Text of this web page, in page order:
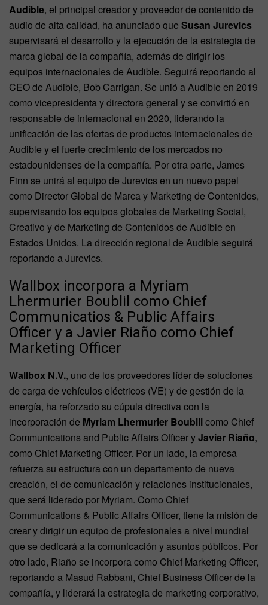
Audible, el principal creador y proveedor de contenido de
audio de alta calidad, ha anunciado que Susan Jurevics
supervisará el desarrollo y la ejecución de la estrategia de
marca global de la compañía, además de dirigir los
equipos internacionales de Audible. Seguirá reportando al
CEO de Audible, Bob Carrigan. Se unió a Audible en 2019
como vicepresidenta y directora general y se convirtió en
responsable de internacional en 2020, liderando la
unificación de las ofertas de productos internacionales de
Audible y el fuerte crecimiento de los mercados no
estadounidenses de la compañía. Por otra parte, James
Finn se unirá al equipo de Jurevics en un nuevo papel
como Director Global de Marca y Marketing de Contenidos,
supervisando los equipos globales de Marketing Social,
Creativo y de Marketing de Contenidos de Audible en
Estados Unidos. La dirección regional de Audible seguirá
reportando a Jurevics.
Wallbox incorpora a Myriam
Lhermurier Boublil como Chief
Communicatios & Public Affairs
Officer y a Javier Riaño como Chief
Marketing Officer
Wallbox N.V., uno de los proveedores líder de soluciones
de carga de vehículos eléctricos (VE) y de gestión de la
energía, ha reforzado su cúpula directiva con la
incorporación de Myriam Lhermurier Boublilcomo Chief
Communications and Public Affairs Officer yJavier Riaño,
como Chief Marketing Officer. Por un lado, la empresa
refuerza su estructura con un departamento de nueva
creación, el de comunicación y relaciones institucionales,
que será liderado por Myriam. Como Chief
Communications & Public Affairs Officer, tiene la misión de
crear y dirigir un equipo de profesionales a nivel mundial
que se dedicará a la comunicación y asuntos públicos. Por
otro lado, Riaño se incorpora como Chief Marketing Officer,
reportando a Masud Rabbani, Chief Business Officer de la
compañía, y liderará la estrategia de marketing corporativo,